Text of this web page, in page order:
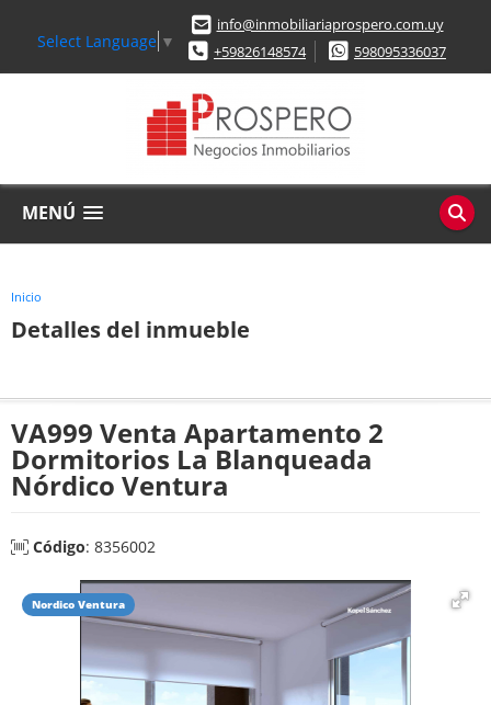
Select Language ▼
info@inmobiliariaprospero.com.uy
+59826148574
598095336037
MENÚ
Inicio
Detalles del inmueble
VA999 Venta Apartamento 2
Dormitorios La Blanqueada
Nórdico Ventura
Código: 8356002
Nordico Ventura